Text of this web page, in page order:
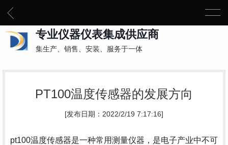
专业仪器仪表集成供应商
集生产、销售、安装、服务于一体
PT100温度传感器的发展方向
[发布日期：2022/2/19 7:17:16]
pt100温度传感器是一种常用测量仪器，是电子产业中不可